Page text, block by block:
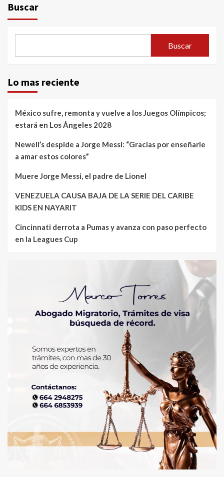
Buscar
Buscar
Lo mas reciente
México sufre, remonta y vuelve a los Juegos Olímpicos;
estará en Los Ángeles 2028
Newell’s despide a Jorge Messi: “Gracias por enseñarle
a amar estos colores”
Muere Jorge Messi, el padre de Lionel
VENEZUELA CAUSA BAJA DE LA SERIE DEL CARIBE
KIDS EN NAYARIT
Cincinnati derrota a Pumas y avanza con paso perfecto
en la Leagues Cup